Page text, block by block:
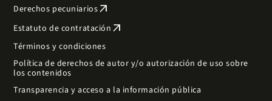
Derechos pecuniariosarrow_outward
Estatuto de contratación arrow_outward
Términos y condiciones
Política de derechos de autor y/o autorización de uso sobre
los contenidos
Transparencia y acceso a la información pública